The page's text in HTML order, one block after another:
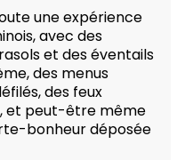
une expérience
avec des
et des éventails
des menus
des feux
et peut-être même
bonheur déposée